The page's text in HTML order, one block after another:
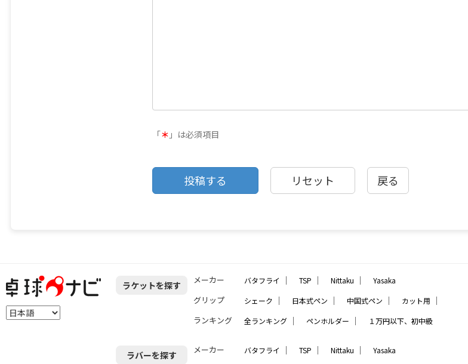
「＊ 」は必須項目
戻る
ラケットを探す メーカー バタフライ ｜ TSP ｜ Nittaku ｜ Yasaka
グリップ シェーク ｜ 日本式ペン ｜ 中国式ペン ｜ カット用 ｜
ランキング 全ランキング ｜ ペンホルダー ｜ １万円以下、初中級
ラバーを探す メーカー バタフライ ｜ TSP ｜ Nittaku ｜ Yasaka